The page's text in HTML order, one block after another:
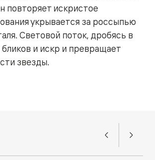
повторяет искристое
укрывается за россыпью
Световой поток, дробясь в
и искр и превращает
звезды.